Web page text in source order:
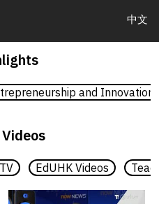
中文
and Innovation
EdUHK Videos